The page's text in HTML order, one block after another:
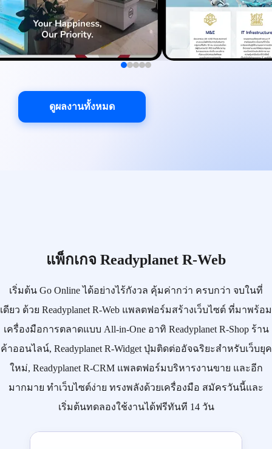
ดูผลงานทั้งหมด
แพ็กเกจ Readyplanet R-Web
เริ่มต้น Go Onlineได้อย่างไร้กังวล คุ้มค่ากว่า ครบกว่า จบในที่
เดียว ด้วย Readyplanet R-Web แพลตฟอร์มสร้างเว็บไซต์ ที่มาพร้อม
เครื่องมือการตลาดแบบ All-in-Oneอาทิ Readyplanet R-Shopร้าน
ค้าออนไลน์, Readyplanet R-Widgetปุ่มติดต่ออัจฉริยะสำหรับเว็บยุค
ใหม่, Readyplanet R-CRMแพลตฟอร์มบริหารงานขาย และอีก
มากมาย ทำเว็บไซต์ง่าย ทรงพลังด้วยเครื่องมือ สมัครวันนี้และ
เริ่มต้นทดลองใช้งานได้ฟรีทันที 14 วัน